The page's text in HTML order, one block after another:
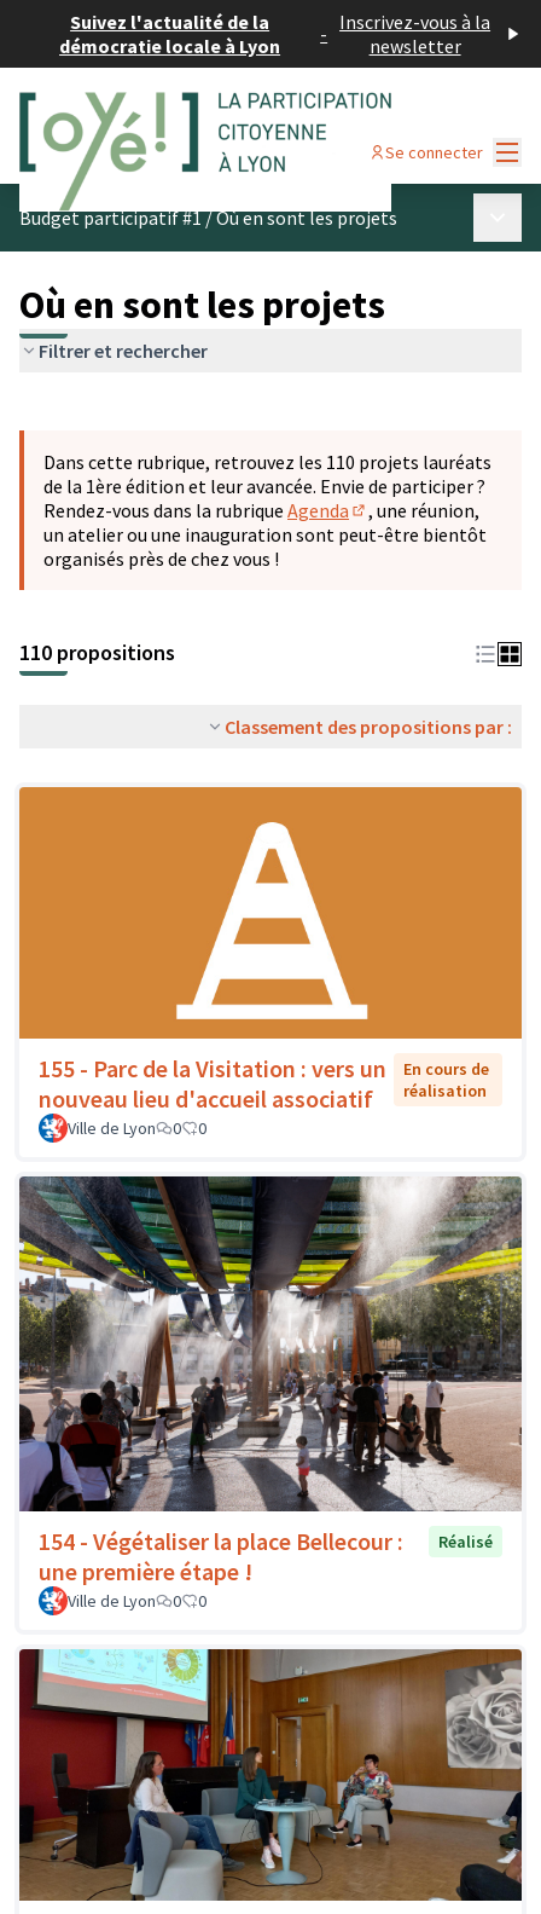
Suivez l'actualité de la
démocratie locale à Lyon
- Inscrivez-vous à la
newsletter
Se connecter
Budget participatif #1/Où en sont les projets
Où en sont les projets
Filtrer et rechercher
−
Dans cette rubrique, retrouvez les 110 projets lauréats
de la 1ère édition et leur avancée. Envie de participer ?
Rendez-vous dans la rubrique Agenda
(S'ouvre dans un
, une réunion,
un atelier ou une inauguration sont peut-être bientôt
organisés près de chez vous !
110 propositions
Classement des propositions par :
155 - Parc de la Visitation : vers un
nouveau lieu d'accueil associatif
En cours de
réalisation
Ville de Lyon
0 0
154 - Végétaliser la place Bellecour :
une première étape !
Réalisé
Ville de Lyon 0 0